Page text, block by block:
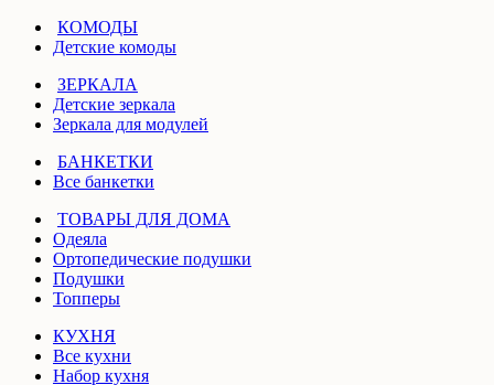
КОМОДЫ
Детские комоды
ЗЕРКАЛА
Детские зеркала
Зеркала для модулей
БАНКЕТКИ
Все банкетки
ТОВАРЫ ДЛЯ ДОМА
Одеяла
Ортопедические подушки
Подушки
Топперы
КУХНЯ
Все кухни
Набор кухня